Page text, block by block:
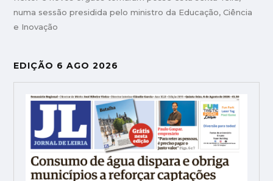
numa sessão presidida pelo ministro da Educação, Ciência
e Inovação
EDIÇÃO 6 AGO 2026